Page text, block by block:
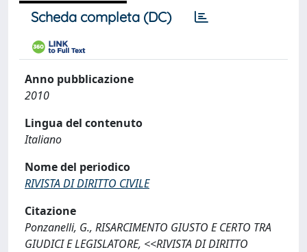
Scheda completa (DC)
Anno pubblicazione
2010
Lingua del contenuto
Italiano
Nome del periodico
RIVISTA DI DIRITTO CIVILE
Citazione
Ponzanelli, G., RISARCIMENTO GIUSTO E CERTO TRA
GIUDICI E LEGISLATORE, <<RIVISTA DI DIRITTO